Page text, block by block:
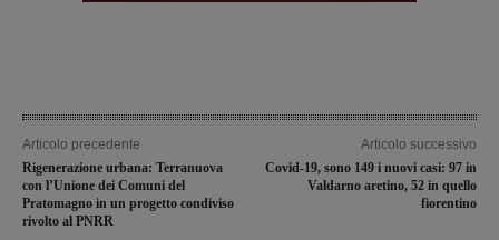
Articolo precedente
Rigenerazione urbana: Terranuova
con l’Unione dei Comuni del
Pratomagno in un progetto condiviso
rivolto al PNRR
Articolo successivo
Covid-19, sono 149 i nuovi casi: 97 in
Valdarno aretino, 52 in quello
fiorentino